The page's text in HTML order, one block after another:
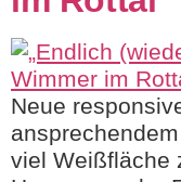
Neue
viel Weißfläche